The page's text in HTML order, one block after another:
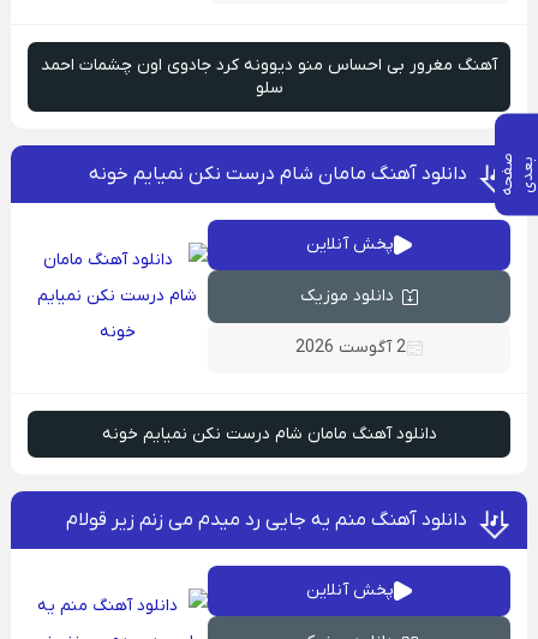
آهنگ مغرور بی احساس منو دیوونه کرد جادوی اون چشمات احمد
سلو
دانلود آهنگ مامان شام درست نکن نمیایم خونه
پخش آنلاین
دانلود موزیک
2 آگوست 2026
دانلود آهنگ مامان شام درست نکن نمیایم خونه
دانلود آهنگ منم یه جایی رد میدم می زنم زیر قولام
پخش آنلاین
ص
ف
ح
ه ب ع
د ی